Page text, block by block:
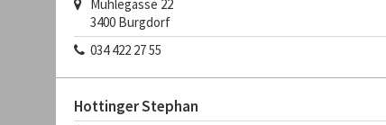
Mühlegasse 22
3400 Burgdorf
034 422 27 55
Hottinger Stephan